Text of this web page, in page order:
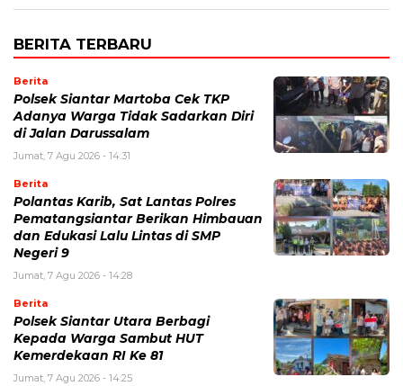
BERITA TERBARU
Berita
Polsek Siantar Martoba Cek TKP
Adanya Warga Tidak Sadarkan Diri
di Jalan Darussalam
Jumat, 7 Agu 2026 - 14:31
Berita
Polantas Karib, Sat Lantas Polres
Pematangsiantar Berikan Himbauan
dan Edukasi Lalu Lintas di SMP
Negeri 9
Jumat, 7 Agu 2026 - 14:28
Berita
Polsek Siantar Utara Berbagi
Kepada Warga Sambut HUT
Kemerdekaan RI Ke 81
Jumat, 7 Agu 2026 - 14:25